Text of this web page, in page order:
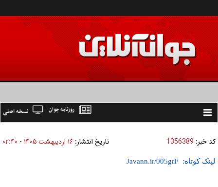
Toggle
نسخه اصلی روزنامه جوان
کد خبر: 1356389 تاریخ انتشار: ۱۶ ارديبهشت ۱۴۰۵ - ۰۲:۴۰
لینک کوتاه: